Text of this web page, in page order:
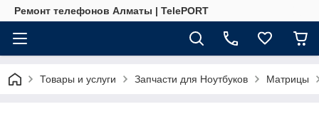
Ремонт телефонов Алматы | TelePORT
Товары и услуги Запчасти для Ноутбуков Матрицы